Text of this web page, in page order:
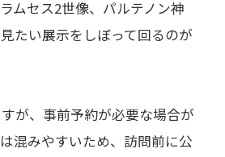
ムセス2世像、パルテノン神
たい展示をしぼって回るのが
が、事前予約が必要な場合が
混みやすいため、訪問前に公